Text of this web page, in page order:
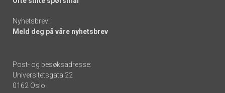
Nyhetsbrev:
Meld deg på våre nyhetsbrev
Post- og besøksadresse:
Universitetsgata 22
0162 Oslo